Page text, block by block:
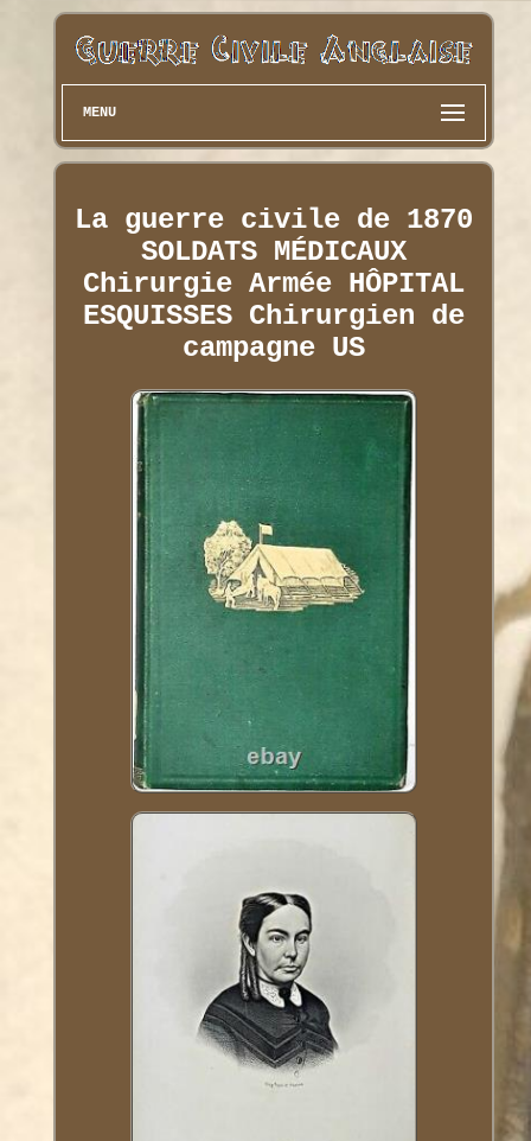
MENU
La guerre civile de 1870
SOLDATS MÉDICAUX
Chirurgie Armée HÔPITAL
ESQUISSES Chirurgien de
campagne US